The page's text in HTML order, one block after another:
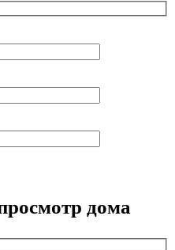
дома